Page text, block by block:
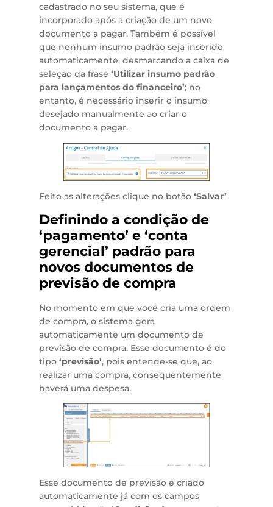
cadastrado no seu sistema, que é
incorporado após a criação de um novo
documento a pagar. Também é possível
que nenhum insumo padrão seja inserido
automaticamente, desmarcando a caixa de
seleção da frase ‘Utilizar insumo padrão
para lançamentos do financeiro’; no
entanto, é necessário inserir o insumo
desejado manualmente ao criar o
documento a pagar.
Feito as alterações clique no botão ‘Salvar’
Definindo a condição de
‘pagamento’ e ‘conta
gerencial’ padrão para
novos documentos de
previsão de compra
No momento em que você cria uma ordem
de compra, o sistema gera
automaticamente um documento de
previsão de compra. Esse documento é do
tipo ‘previsão’, pois entende-se que, ao
realizar uma compra, consequentemente
haverá uma despesa.
Esse documento de previsão é criado
automaticamente já com os campos